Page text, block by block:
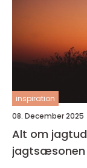
inspiration
08. December 2025
Alt om
jagtsæsonen